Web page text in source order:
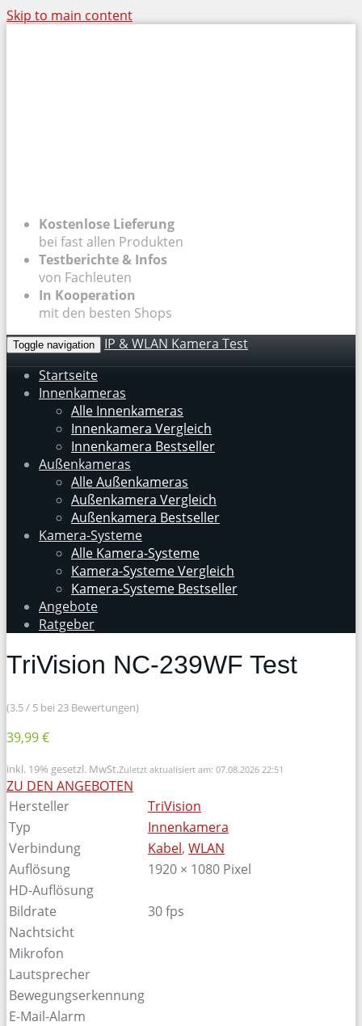
Skip to main content
Kostenlose Lieferung
bei fast allen Produkten
Testberichte & Infos
von Fachleuten
In Kooperation
mit den besten Shops
Toggle navigation
IP & WLAN Kamera Test
Startseite
Innenkameras
Alle Innenkameras
Innenkamera Vergleich
Innenkamera Bestseller
Außenkameras
Alle Außenkameras
Außenkamera Vergleich
Außenkamera Bestseller
Kamera-Systeme
Alle Kamera-Systeme
Kamera-Systeme Vergleich
Kamera-Systeme Bestseller
Angebote
Ratgeber
TriVision NC-239WF Test
(3.5 / 5 bei 23 Bewertungen)
39,99 €
inkl. 19% gesetzl. MwSt.Zuletzt aktualisiert am: 07.08.2026 22:51
ZU DEN ANGEBOTEN
Hersteller
TriVision
Typ
Innenkamera
Verbindung
Kabel, WLAN
Auflösung
1920 × 1080 Pixel
HD-Auflösung
Bildrate
30 fps
Nachtsicht
Mikrofon
Lautsprecher
Bewegungserkennung
E-Mail-Alarm